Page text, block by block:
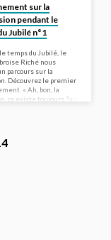
sur la
pendant le
Jubilé n°1
temps du Jubilé, le
Riché nous
parcours sur la
Découvrez le premier
« Ah, bon, la
ça existe toujours ? » ;
dans ma pratique